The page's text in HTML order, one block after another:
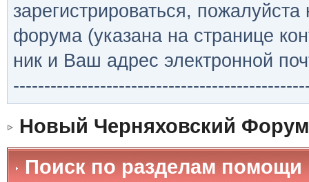
зарегистрироваться,
форума (указана на странице
ник и Ваш адрес электронной
Новый Черняховский Форум
Поиск по разделам помощи